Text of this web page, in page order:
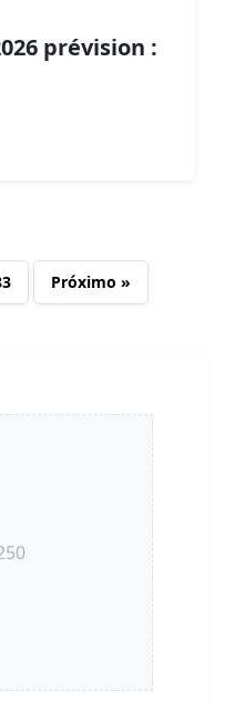
prévision :
Próximo »